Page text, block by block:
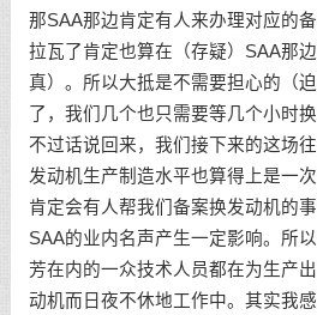
那SAA那边肯定有人来办理对应的
拉瓦了肯定也算在（存疑）SAA那
真）。所以大抵是不需要担心的（
了，我们几个也只需要等几个小时
不过话说回来，我们接下来的这场
发动机生产制造水平也算得上是一
肯定会有人帮我们备案换发动机的
SAA的业内名声产生一定影响。所
芳在内的一众技术人员都在为生产
动机而日夜不休地工作中。其实我